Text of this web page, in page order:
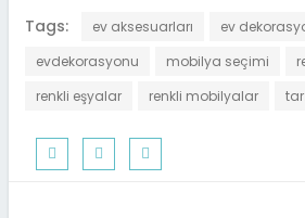
Tags: ev aksesuarları
ev
evdekorasyonu
mobilya seçimi
renkli eşyalar
renkli mobilyalar